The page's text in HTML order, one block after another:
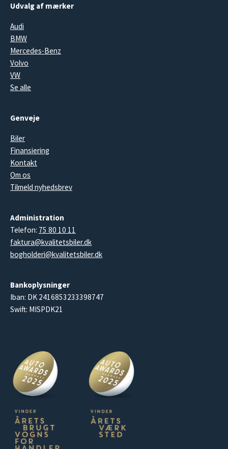
Udvalg af mærker
Audi
BMW
Mercedes-Benz
Volvo
VW
Se alle
Genveje
Biler
Finansiering
Kontakt
Om os
Tilmeld nyhedsbrev
Administration
Telefon: 75 80 10 11
faktura@kvalitetsbiler.dk
bogholderi@kvalitetsbiler.dk
Bankoplysninger
Iban: DK 2416853233398747
Swift: MISPDK21